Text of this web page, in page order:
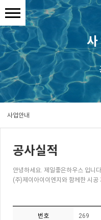
사업안내
공사실적
안녕하세요. 제일좋은하우스 입니
(주)제이아이이엔지와 함께한 시공
번호 269